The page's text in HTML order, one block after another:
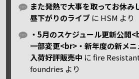
また発熱で大事を取ってお休み
昼下がりのライブ に HSM より
・5月のスケジュール更新公開
一部変更<br>・新年度の新メ
入荷好評販売中 にfire
foundries より